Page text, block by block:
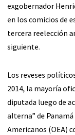
exgobernador
en los comicios de
tercera reelección
siguiente.
Los reveses
2014, la mayoría
diputada luego de
alterna” de
Americanos (OEA)